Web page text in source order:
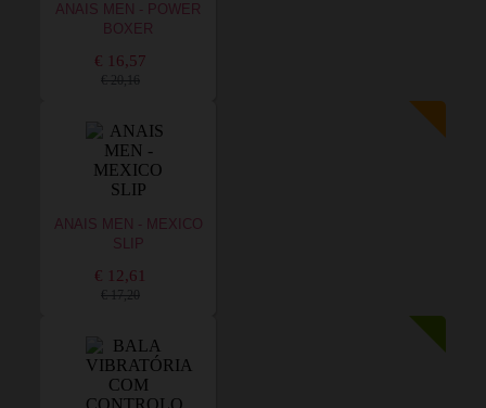
ANAIS MEN - POWER
BOXER
€ 16,57
€ 20,16
ANAIS MEN - MEXICO
SLIP
€ 12,61
€ 17,20